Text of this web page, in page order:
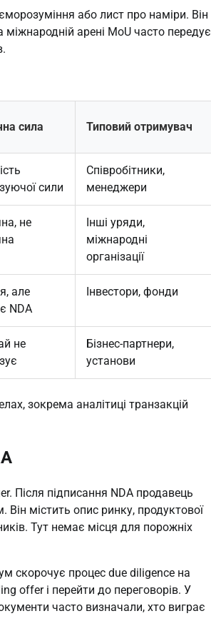
або лист про наміри. Він
міжнародній арені MoU часто передує
сила Типовий отримувач
сили
Співробітники,
менеджери
не
Інші уряди,
міжнародні
організації
але
NDA
Інвестори, фонди
не
Бізнес-партнери,
установи
зокрема аналітиці транзакцій
Після підписання NDA продавець
містить опис ринку, продуктової
Тут немає місця для порожніх
скорочує процес due diligence на
offer і перейти до переговорів. У
часто визначали, хто виграє